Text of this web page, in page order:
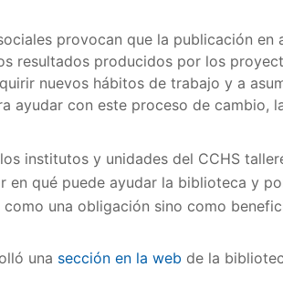
provocan que la publicación en
resultados producidos por los
nuevos hábitos de trabajo y a
ayudar con este proceso de cambio,
institutos y unidades del CCHS
qué puede ayudar la biblioteca y
una obligación sino como
una sección en la web de la